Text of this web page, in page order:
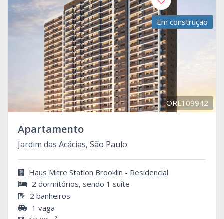
Em construção
ORL109942
Apartamento
Jardim das Acácias, São Paulo
Haus Mitre Station Brooklin - Residencial
2 dormitórios, sendo 1 suíte
2 banheiros
1 vaga